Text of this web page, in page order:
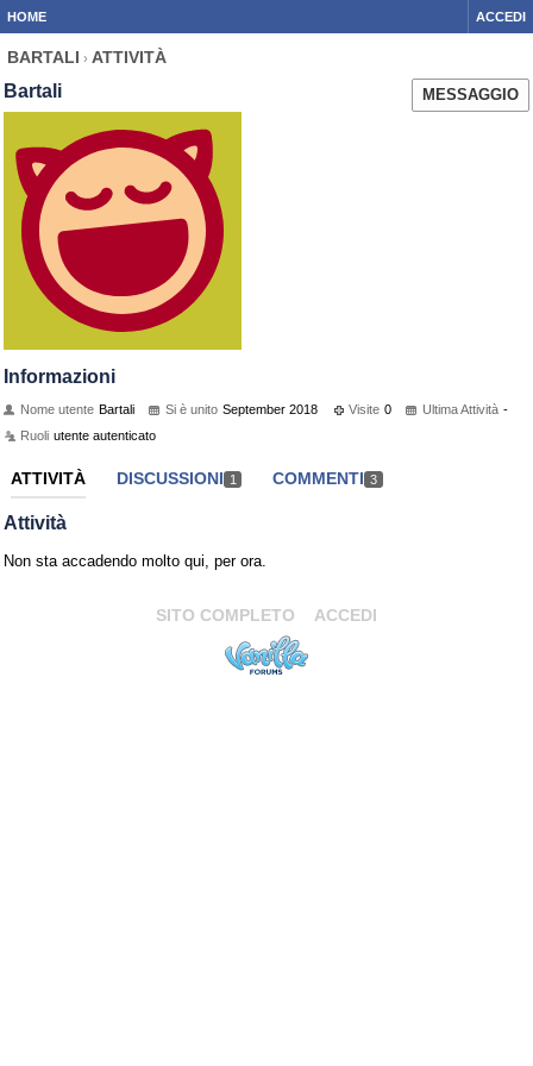
HOME ACCEDI
BARTALI › ATTIVITÀ
MESSAGGIO
Bartali
Informazioni
Nome utente Bartali Si è unito September 2018 Visite 0 Ultima Attività -
Ruoli utente autenticato
ATTIVITÀ DISCUSSIONI 1 COMMENTI 3
Attività
Non sta accadendo molto qui, per ora.
SITO COMPLETO ACCEDI